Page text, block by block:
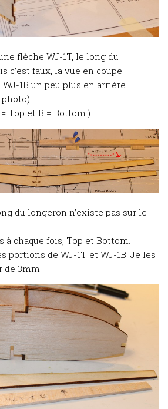
flèche WJ-1T, le long du
c’est faux, la vue en coupe
1B un peu plus en arrière.
Top et B = Bottom.)
du longeron n’existe pas sur le
à chaque fois, Top et Bottom.
portions de WJ-1T et WJ-1B. Je les
3mm.